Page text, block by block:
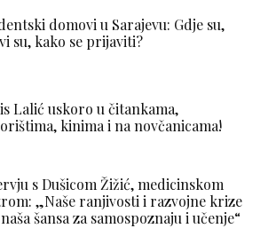
domovi u Sarajevu: Gdje su,
su, kako se prijaviti?
Lalić uskoro u čitankama,
kinima i na novčanicama!
s Dušicom Žižić, medicinskom
„Naše ranjivosti i razvojne krize
šansa za samospoznaju i učenje“